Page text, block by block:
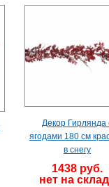
Декор Гирлянда
ягодами 180 см
в снегу
1438 руб.
нет на